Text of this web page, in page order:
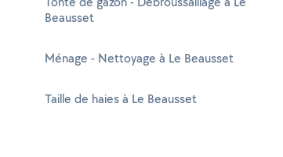
Beausset
Ménage - Nettoyage à Le Beausset
Taille de haies à Le Beausset